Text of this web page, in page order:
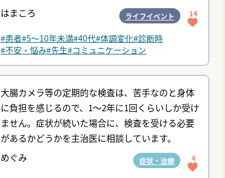
はまころ
ライフイベント 14
#患者#5〜10年未満#40代#体調変化#診断時
#不安・悩み#先生#コミュニケーション
大腸カメラ等の定期的な検査は、苦手なのと身体
に負担を感じるので、1〜2年に1回くらいしか受け
ません。症状が続いた場合に、検査を受ける必要
があるかどうかを主治医に相談しています。
めぐみ
症状・治療 4